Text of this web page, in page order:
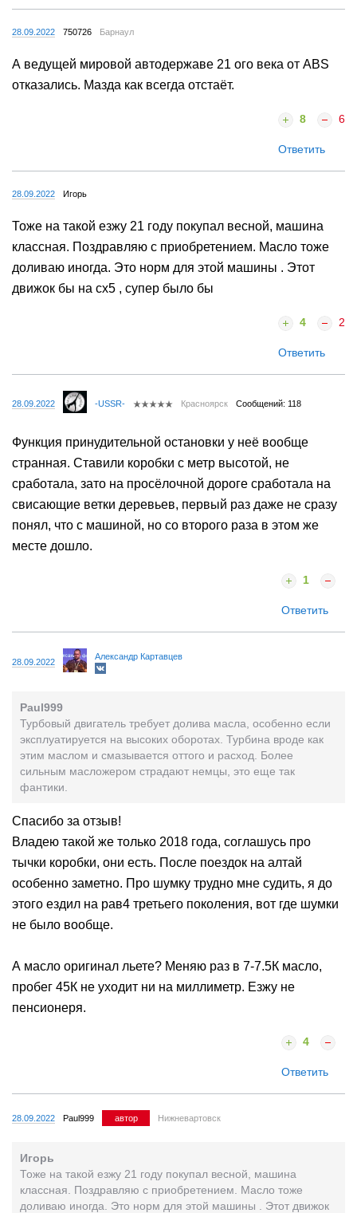
28.09.2022 750726 Барнаул
А ведущей мировой автодержаве 21 ого века от ABS
отказались. Мазда как всегда отстаёт.
8 6
Ответить
28.09.2022 Игорь
Тоже на такой езжу 21 году покупал весной, машина
классная. Поздравляю с приобретением. Масло тоже
доливаю иногда. Это норм для этой машины . Этот
движок бы на сх5 , супер было бы
4 2
Ответить
28.09.2022 -USSR- Красноярск Сообщений: 118
Функция принудительной остановки у неё вообще
странная. Ставили коробки с метр высотой, не
сработала, зато на просёлочной дороге сработала на
свисающие ветки деревьев, первый раз даже не сразу
понял, что с машиной, но со второго раза в этом же
месте дошло.
1
Ответить
28.09.2022
Александр Картавцев
Paul999
Турбовый двигатель требует долива масла, особенно если
эксплуатируется на высоких оборотах. Турбина вроде как
этим маслом и смазывается оттого и расход. Более
сильным масложером страдают немцы, это еще так
фантики.
Спасибо за отзыв!
Владею такой же только 2018 года, соглашусь про
тычки коробки, они есть. После поездок на алтай
особенно заметно. Про шумку трудно мне судить, я до
этого ездил на рав4 третьего поколения, вот где шумки
не было вообще.
А масло оригинал льете? Меняю раз в 7-7.5К масло,
пробег 45К не уходит ни на миллиметр. Езжу не
пенсионеря.
4
Ответить
28.09.2022 Paul999 автор Нижневартовск
Игорь
Тоже на такой езжу 21 году покупал весной, машина
классная. Поздравляю с приобретением. Масло тоже
доливаю иногда. Это норм для этой машины . Этот движок